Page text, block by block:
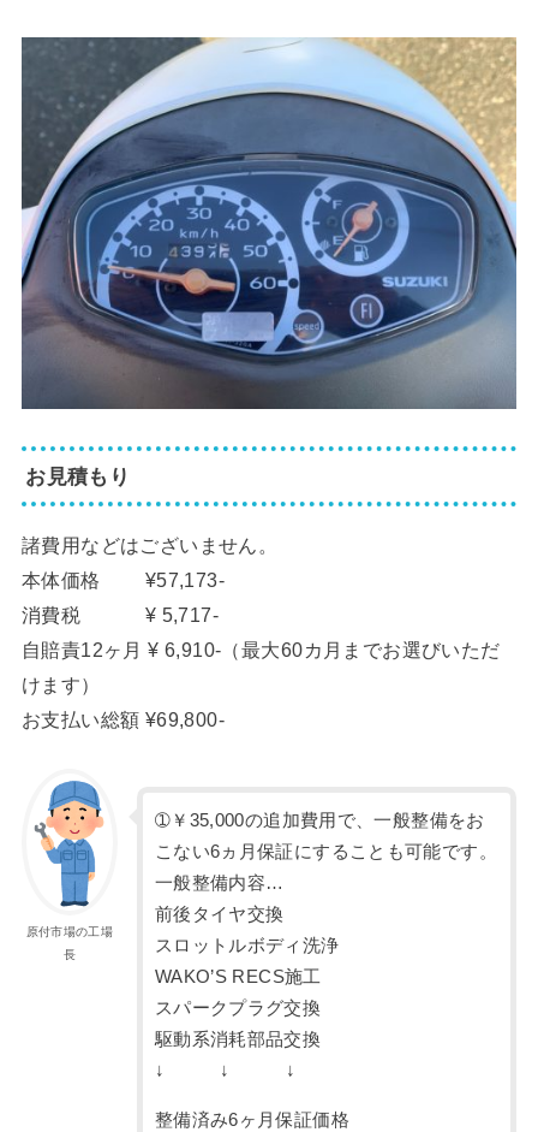
お見積もり
諸費用などはございません。
本体価格 ¥57,173-
消費税 ¥ 5,717-
自賠責12ヶ月 ¥ 6,910-（最大60カ月までお選びいただ
けます）
お支払い総額 ¥69,800-
原付市場の工場
長
➀￥35,000の追加費用で、一般整備をお
こない6ヵ月保証にすることも可能です。
一般整備内容…
前後タイヤ交換
スロットルボディ洗浄
WAKO’S RECS施工
スパークプラグ交換
駆動系消耗部品交換
↓ ↓ ↓
整備済み6ヶ月保証価格